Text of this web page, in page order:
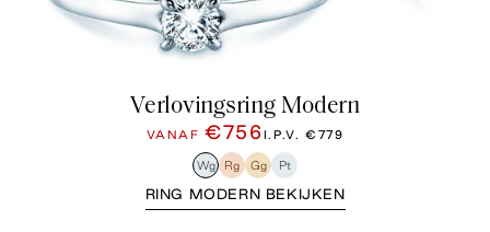
Verlovingsring Modern
VANAF€756 I.P.V. €779
Wg Rg Gg Pt
RING MODERN BEKIJKEN